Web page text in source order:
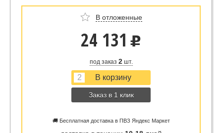
В отложенные
24 131 u
под заказ 2шт.
Заказ в 1 клик
🚚 Бесплатная доставка в ПВЗ Яндекс Маркет